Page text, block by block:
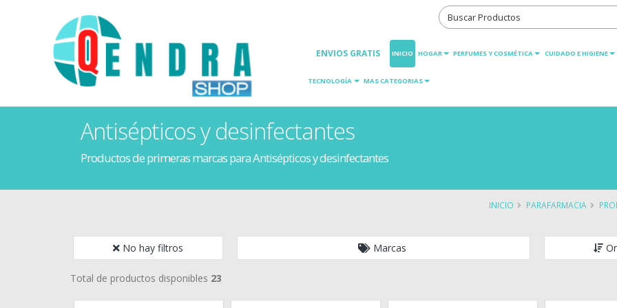
ENVIOS GRATIS INICIO HOGAR PERFUMES Y COSMÉTICA CUIDADO E HIGIENE
TECNOLOGÍA MAS CATEGORIAS
Antisépticos y desinfectantes
Productos de primeras marcas para Antisépticos y desinfectantes
INICIO PARAFARMACIA
No hay filtros Marcas
Total de productos disponibles 23